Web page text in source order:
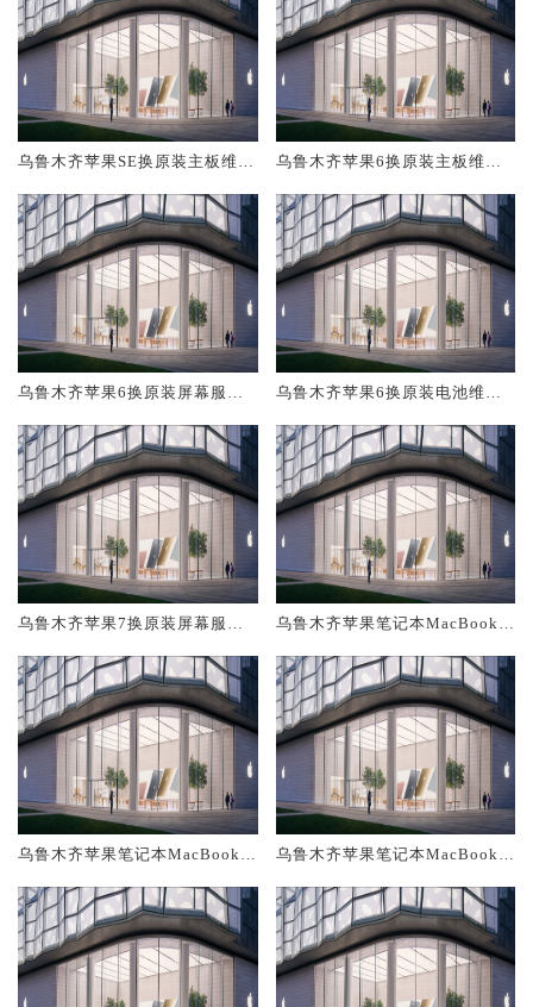
乌鲁木齐苹果SE换原装主板维修
乌鲁木齐苹果6换原装主板维修
乌鲁木齐苹果6换原装屏幕服务
乌鲁木齐苹果6换原装电池维修
乌鲁木齐苹果7换原装屏幕服务
乌鲁木齐苹果笔记本MacBook A
乌鲁木齐苹果笔记本MacBook A
钱
乌鲁木齐苹果笔记本MacBook A
钱